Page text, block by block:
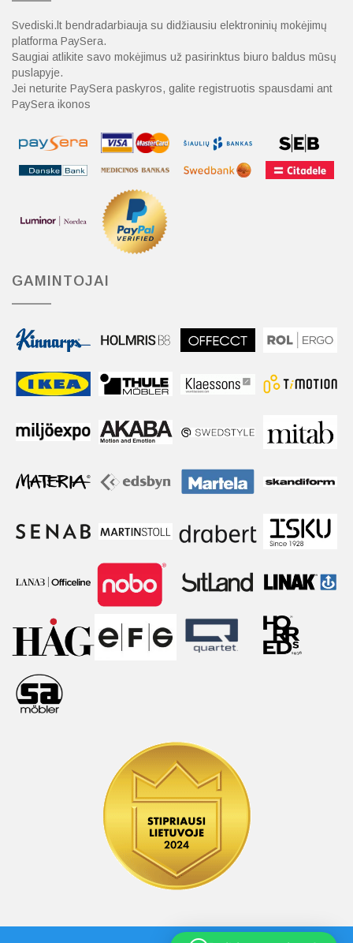
Svediski.lt bendradarbiauja su didžiausiu elektroninių mokėjimų
platforma PaySera.
Saugiai atlikite savo mokėjimus už pasirinktus biuro baldus mūsų
puslapyje.
Jei neturite PaySera paskyros, galite registruotis spausdami ant
PaySera ikonos
GAMINTOJAI